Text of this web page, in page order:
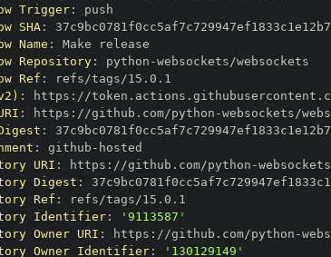
Trigger:
SHA:
Name :
Repository: python -
Ref :
: https :
: https : //github.com/python -
:
: github -
URI : https : //github.com/python -
Digest :
Ref :
Identifier:
'9113587'
Owner URI : https : //github.com/python -
Owner Identifier: '130129149'